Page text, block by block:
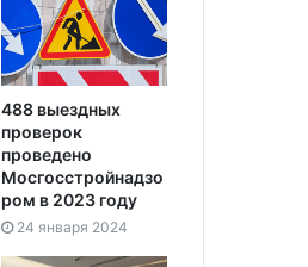
488 выездных
проверок
проведено
Мосгосстройнадзо
ром в 2023 году
24 января 2024